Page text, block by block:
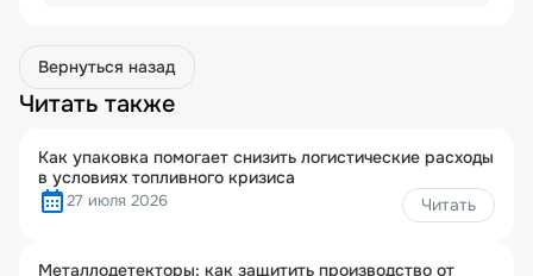
Вернуться назад
Читать также
Как упаковка помогает снизить логистические расходы
в условиях топливного кризиса
27 июля 2026 Читать
Металлодетекторы: как защитить производство от